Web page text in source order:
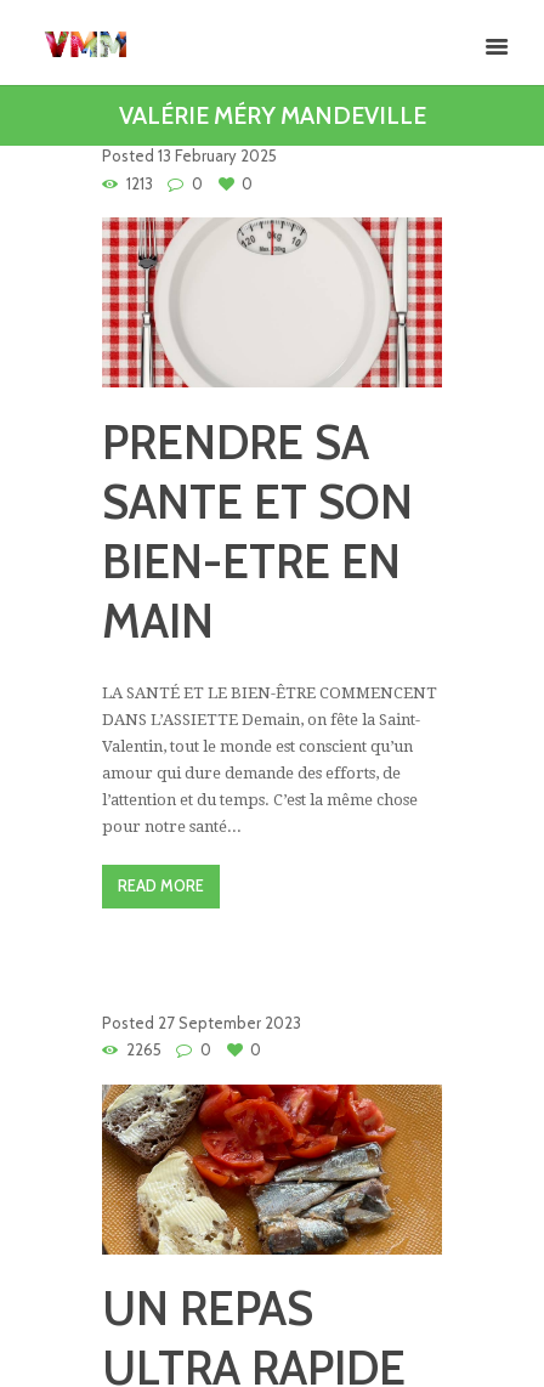
VALÉRIE MÉRY MANDEVILLE
Posted 13 February 2025
1213
0 0
PRENDRE SA
SANTE ET SON
BIEN-ETRE EN
MAIN
LA SANTÉ ET LE BIEN-ÊTRE COMMENCENT
DANS L’ASSIETTE Demain, on fête la Saint-
Valentin, tout le monde est conscient qu’un
amour qui dure demande des efforts, de
l’attention et du temps. C’est la même chose
pour notre santé...
READ MORE
Posted 27 September 2023
2265
0 0
UN REPAS
ULTRA RAPIDE